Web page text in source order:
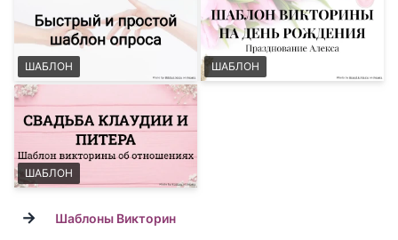
ШАБЛОН ШАБЛОН
ШАБЛОН
→ Шаблоны Викторин